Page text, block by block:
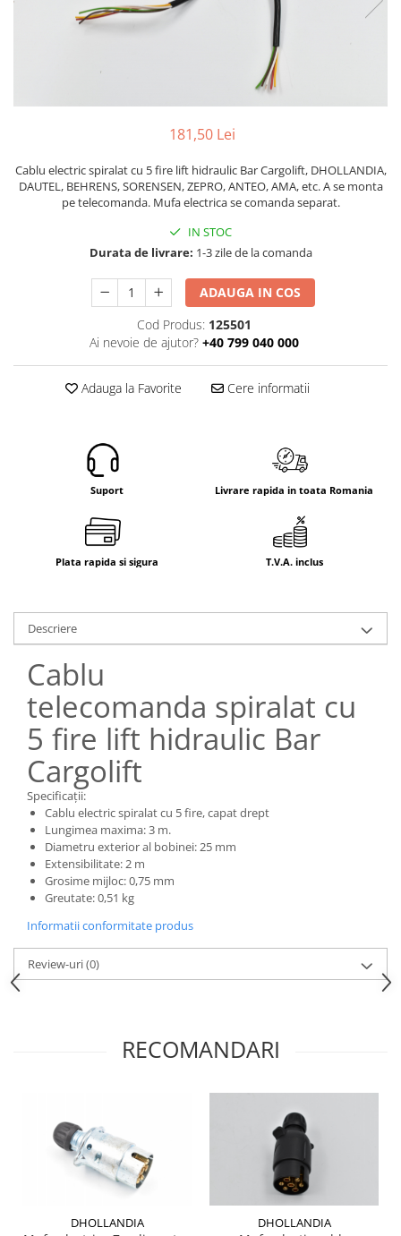
KIT GARNITURI
MOTOARE ELECTRICE
POMPE HIDRAULICE
Bolturi, role si bucse
Role, bolturi si bucse
Burdufe si cilindri hidraulici
DHOLLANDIA
Cilindri, burdufe
Bolturi, role si bucse
Motoare electrice si pompe
Role, bucse si bolturi
Cilindru hidraulic si burduf
Hidraulice
Mecanice
Bolturi, role si bucse
Cilindri si burdufe
Pompe si motoare electrice
DAUTEL
Electrice
Hidraulica
Mecanica
Electropompa si motoare electrice
Burdufuri si cilindri hidraulici
Role, bucsi si bolturi
BEHRENS
Bolturi - role - bucse
Burdufe si cilindri
Mecanice
Motoare electrice si pompe
Electrice
Hidraulice
Cilindri hidraulici si burdufe
Bolturi, role si bucsi
Presuri camion
Stergatoare parbriz camion
Perdele camion
181,50 Lei
Cablu electric spiralat cu 5 fire lift hidraulic Bar Cargolift, DHOLLANDIA,
DAUTEL, BEHRENS, SORENSEN, ZEPRO, ANTEO, AMA, etc. A se monta
pe telecomanda. Mufa electrica se comanda separat.
IN STOC
Durata de livrare: 1-3 zile de la comanda
ADAUGA IN COS
Cod Produs: 125501
Ai nevoie de ajutor? +40 799 040 000
Adauga la Favorite Cere informatii
Suport Livrare rapida in toata Romania
Plata rapida si sigura T.V.A. inclus
Descriere
Cablu
telecomanda spiralat cu
5 fire lift hidraulic Bar
Cargolift
Specificații:
Cablu electric spiralat cu 5 fire, capat drept
Lungimea maxima: 3 m.
Diametru exterior al bobinei: 25 mm
Extensibilitate: 2 m
Grosime mijloc: 0,75 mm
Greutate: 0,51 kg
Informatii conformitate produs
Review-uri(0)
RECOMANDARI
DHOLLANDIA DHOLLANDIA